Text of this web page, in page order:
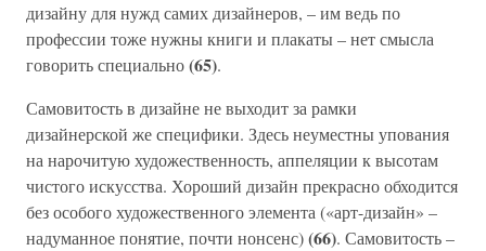
дизайну для нужд самих дизайнеров, – им ведь по
профессии тоже нужны книги и плакаты – нет смысла
говорить специально(65).
Самовитость в дизайне не выходит за рамки
дизайнерской же специфики. Здесь неуместны упования
на нарочитую художественность, аппеляции к высотам
чистого искусства. Хороший дизайн прекрасно обходится
без особого художественного элемента («арт-дизайн» –
надуманное понятие, почти нонсенс)(66). Самовитость –